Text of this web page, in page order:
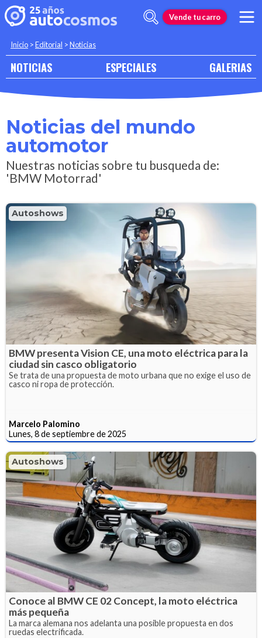
Vende tu carro
Inicio >Editorial >Noticias
NOTICIAS ESPECIALES GALERIAS
Noticias del mundo
automotor
Nuestras noticias sobre tu busqueda de:
'BMW Motorrad'
Autoshows
BMW presenta Vision CE, una moto eléctrica para la
ciudad sin casco obligatorio
Se trata de una propuesta de moto urbana que no exige el uso de
casco ni ropa de protección.
Marcelo Palomino
Lunes, 8 de septiembre de 2025
Autoshows
Conoce al BMW CE 02 Concept, la moto eléctrica
más pequeña
La marca alemana nos adelanta una posible propuesta en dos
ruedas electrificada.